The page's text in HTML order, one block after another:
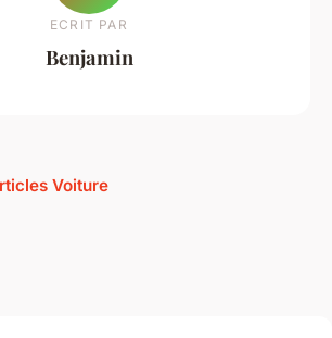
ECRIT PAR
Benjamin
Voiture